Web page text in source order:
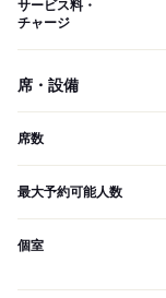
サービス料・
チャージ
席・設備
席数
最大予約可能人数
個室